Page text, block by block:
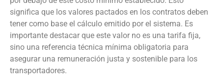
significa que los valores pactados en los contratos deben
tener como base el cálculo emitido por el sistema. Es
importante destacar que este valor no es una tarifa fija,
sino una referencia técnica mínima obligatoria para
asegurar una remuneración justa y sostenible para los
transportadores.